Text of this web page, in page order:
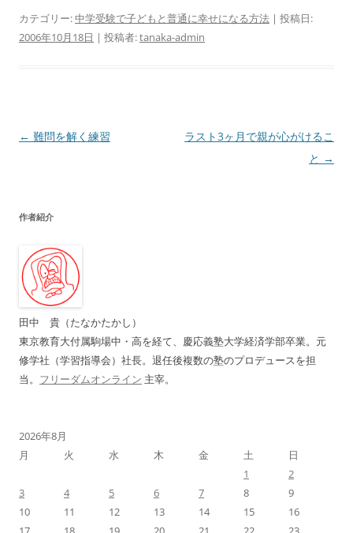
カテゴリー:中学受験で子どもと普通に幸せになる方法 | 投稿日:
2006年10月18日 | 投稿者:tanaka-admin
投
ゲ
シ
ョ
ン
← 難問を解く練習
ラスト3ヶ月で親が心がけるこ
と →
作者紹介
田中 貴（たなかたかし）
東京教育大付属駒場中・高を経て、慶応義塾大学経済学部卒業。元
修学社（学習指導会）社長。退任後複数の塾のプロデュースを担
当。 フリーダムオンライン 主宰。
2026年8月
月
火 水 木 金 土
日
1
2
3
4 5 6 7 8
9
10
11 12 13 14 15
16